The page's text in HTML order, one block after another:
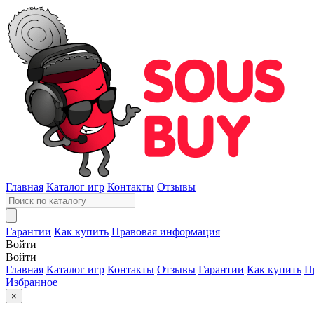
Главная Каталог игр Контакты Отзывы
Гарантии Как купить Правовая информация
Войти
Войти
Главная Каталог игр Контакты Отзывы Гарантии Как купить
Избранное
×